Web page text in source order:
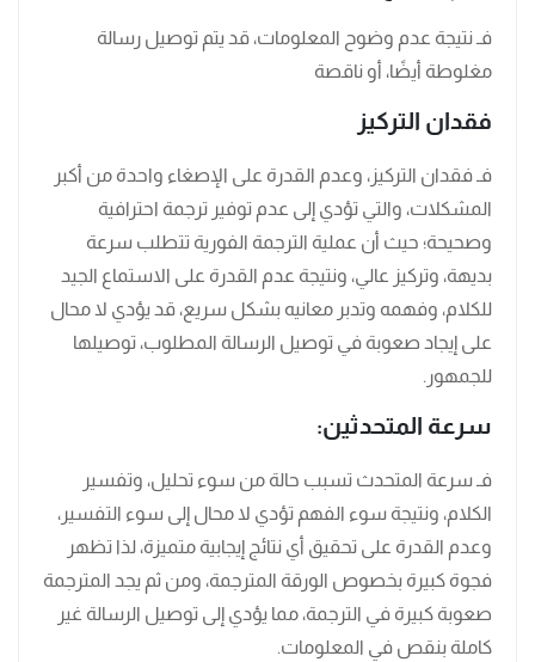
فـ نتيجة عدم وضوح المعلومات، قد يتم توصيل رسالة
مغلوطة أيضًا، أو ناقصة
فقدان التركيز
فـ فقدان التركيز، وعدم القدرة على الإصغاء واحدة من أكبر
المشكلات، والتي تؤدي إلى عدم توفير ترجمة احترافية
وصحيحة؛ حيث أن عملية الترجمة الفورية تتطلب سرعة
بديهة، وتركيز عالي، ونتيجة عدم القدرة على الاستماع الجيد
للكلام، وفهمه وتدبر معانيه بشكل سريع، قد يؤدي لا محال
على إيجاد صعوبة في توصيل الرسالة المطلوب، توصيلها
للجمهور.
سرعة المتحدثين:
فـ سرعة المتحدث تسبب حالة من سوء تحليل، وتفسير
الكلام، ونتيجة سوء الفهم تؤدي لا محال إلى سوء التفسير،
وعدم القدرة على تحقيق أي نتائج إيجابية متميزة، لذا تظهر
فجوة كبيرة بخصوص الورقة المترجمة، ومن ثم يجد المترجمة
صعوبة كبيرة في الترجمة، مما يؤدي إلى توصيل الرسالة غير
كاملة بنقص في المعلومات.